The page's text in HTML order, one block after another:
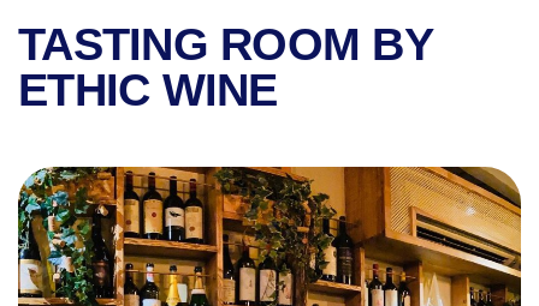
TASTING ROOM BY
ETHIC WINE